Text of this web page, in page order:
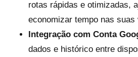
rotas rápidas e otimizadas,
economizar tempo nas suas
Integração com Conta
dados e histórico entre